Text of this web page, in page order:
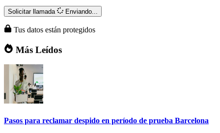
Solicitar llamada Enviando...
Tus datos están protegidos
Más Leídos
Pasos para reclamar despido en período de prueba Barcelona